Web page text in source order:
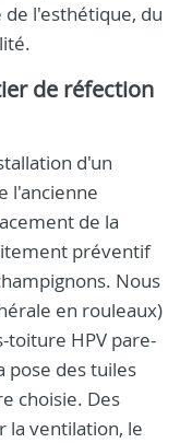
l'esthétique, du
de réfection
d'un
l'ancienne
de la
préventif
Nous
en rouleaux)
toiture HPV pare-
pose des tuiles
choisie. Des
la ventilation, le